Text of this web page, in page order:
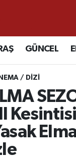
GÜNCEL
/ DIZI
Nöbetçi
Hava
Namaz
Trafik
Durumu ve